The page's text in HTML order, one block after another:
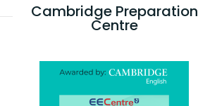
Cambridge Preparation
Centre